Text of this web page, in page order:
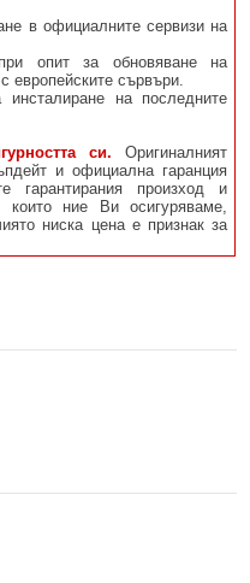
в официалните сервизи на
опит за обновяване на
сървъри.
на последните
си. Оригиналният
и официална гаранция
гарантирания произход и
които ние Ви осигуряваме,
ниска цена е признак за